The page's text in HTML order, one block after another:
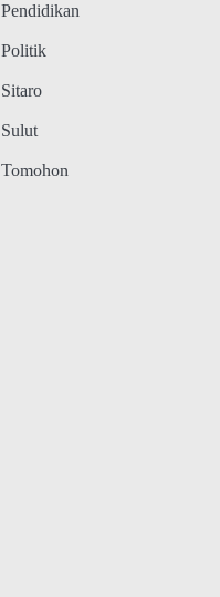
Pendidikan
Politik
Sitaro
Sulut
Tomohon